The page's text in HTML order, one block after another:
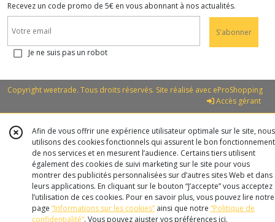
Recevez un code promo de 5€ en vous abonnant à nos actualités.
S'abonner
Je ne suis pas un robot
Copyright weetrade. Tous droits réservés. Site réalisé avec eProShopping
Accès gérant
Afin de vous offrir une expérience utilisateur optimale sur le site, nous
utilisons des cookies fonctionnels qui assurent le bon fonctionnement
de nos services et en mesurent l’audience. Certains tiers utilisent
également des cookies de suivi marketing sur le site pour vous
montrer des publicités personnalisées sur d’autres sites Web et dans
leurs applications. En cliquant sur le bouton “J’accepte” vous acceptez
l’utilisation de ces cookies. Pour en savoir plus, vous pouvez lire notre
page “Informations sur les cookies” ainsi que notre “Politique de
confidentialité“. Vous pouvez ajuster vos préférences ici.